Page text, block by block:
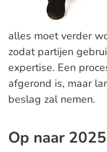
alles moet verder
zodat partijen
expertise. Een
afgerond is, maar
beslag zal nemen.
Op naar 2025